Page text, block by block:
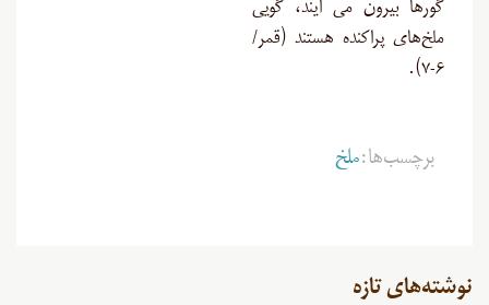
گورها بیرون مى‏ آیند، گویی
ملخ‌هاى پراکنده هستند (قمر/
۶-۷).
برچسب‌ها:ملخ
نوشته‌های تازه